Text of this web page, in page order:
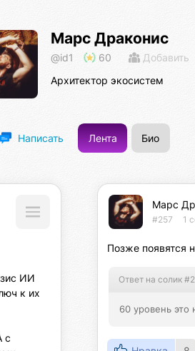
Марс Драконис
@id1 60
Добавить
Архитектор экосистем
Написать Лента Био
ИИ
к их
с
Марс
#257 1
Позже появятся
Ответ на солик
60 уровень это